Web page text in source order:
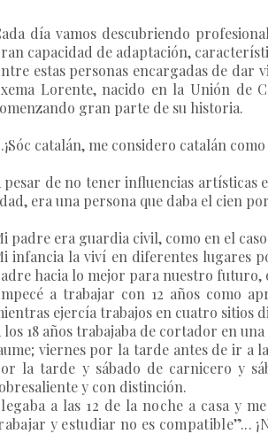
día vamos descubriendo
capacidad de adaptación,
estas personas encargadas de dar
Lorente, nacido en la Unión de
gran parte de su historia.
catalán, me considero catalán
pesar de no tener influencias artísticas
era una persona que daba el cien
padre era guardia civil, como en el
infancia la viví en diferentes lugares
hacia lo mejor para nuestro futuro,
a trabajar con 12 años como
ejercía trabajos en cuatro sitios
los 18 años trabajaba de cortador en
viernes por la tarde antes de ir
la tarde y sábado de carnicero y
y con distinción.
a las 12 de la noche a casa y
y estudiar no es compatible”...